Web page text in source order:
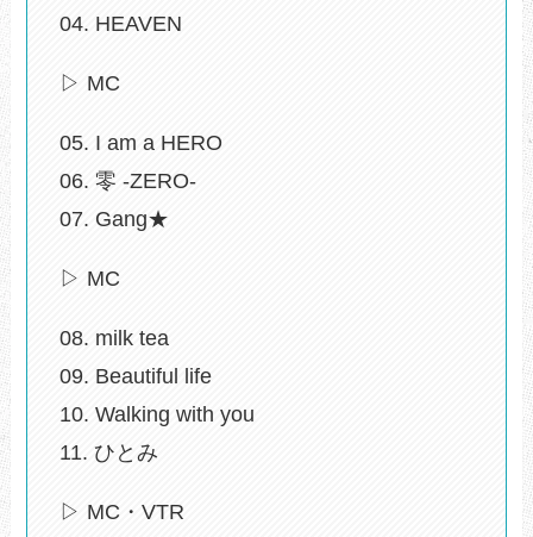
04. HEAVEN
▷ MC
05. I am a HERO
06. 零 -ZERO-
07. Gang★
▷ MC
08. milk tea
09. Beautiful life
10. Walking with you
11. ひとみ
▷ MC・VTR